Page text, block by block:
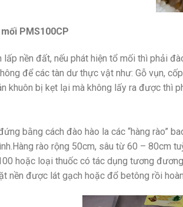
PMS100CP
lấp nền đất, nếu phát hiện tổ mối thì phải
để các tàn dư thực vật như: Gỗ vụn,
khuôn bị kẹt lại mà không lấy ra được thì
bằng cách đào hào la các “hàng rào”
rào rộng 50cm, sâu từ 60 – 80cm
hoặc loại thuốc có tác dụng tương
nền được lát gạch hoặc đổ betông rồi